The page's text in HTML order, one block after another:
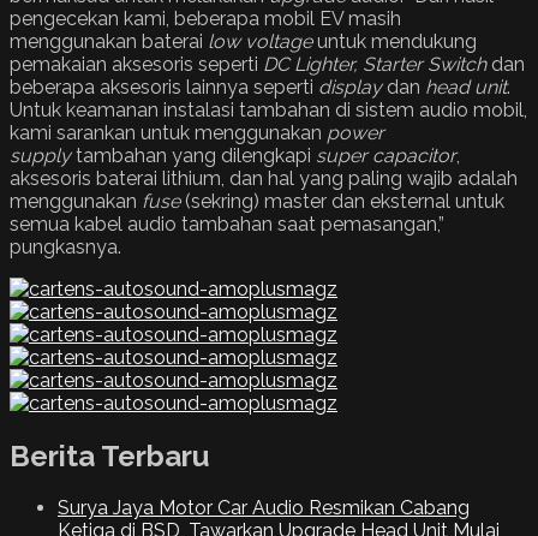
pengecekan kami, beberapa mobil EV masih
menggunakan baterai low voltageuntuk mendukung
pemakaian aksesoris seperti DC Lighter, Starter Switchdan
beberapa aksesoris lainnya seperti displaydan head unit.
Untuk keamanan instalasi tambahan di sistem audio mobil,
kami sarankan untuk menggunakan power
supplytambahan yang dilengkapi super capacitor,
aksesoris baterai lithium, dan hal yang paling wajib adalah
menggunakan fuse(sekring) master dan eksternal untuk
semua kabel audio tambahan saat pemasangan,”
pungkasnya.
Berita Terbaru
Surya Jaya Motor Car Audio Resmikan Cabang
Ketiga di BSD, Tawarkan Upgrade Head Unit Mulai